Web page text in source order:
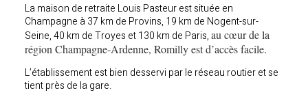
La maison de retraite Louis Pasteur est située en
Champagne à 37 km de Provins, 19 km de Nogent-sur-
Seine, 40 km de Troyes et 130 km de Paris,au cœur de la
région Champagne-Ardenne, Romilly est d’accès facile.
L’établissement est bien desservi par le réseau routier et se
tient près de la gare.